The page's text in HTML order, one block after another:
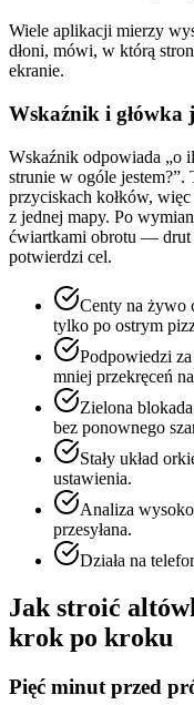
Wiele aplikacji mierzy
dłoni, mówi, w którą
ekranie.
Wskaźnik i główka
Wskaźnik odpowiada „o
strunie w ogóle jestem?”.
przyciskach kołków,
z jednej mapy. Po
ćwiartkami obrotu — drut
potwierdzi cel.
Centy na żywo
tylko po ostrym
Podpowiedzi
mniej przekręceń
Zielona
bez ponownego
Stały układ
ustawienia.
Analiza
przesyłana.
Działa na
Jak stroić
krok po kroku
Pięć minut przed